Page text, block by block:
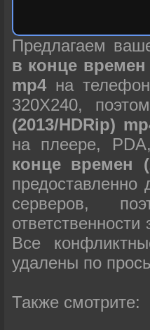
Предлагаем
в конце времен
mp4 на
320X240,
(2013/HDRip)
на плеере,
конце времен
серверов,
Все
удалены по
Также смотрите: